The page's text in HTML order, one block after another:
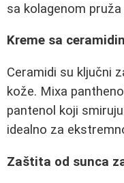
sa kolagenom
Kreme sa
Ceramidi su ključni
kože. Mixa
pantenol koji
idealno za
Zaštita od sunca